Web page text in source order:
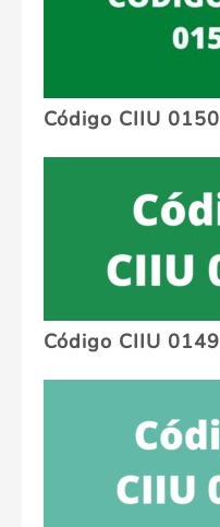
Código CIIU 0150
Código CIIU 0149